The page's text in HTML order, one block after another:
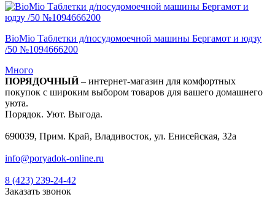
BioMio Таблетки д/посудомоечной машины Бергамот и юдзу
/50 №1094666200
Много
ПОРЯДОЧНЫЙ– интернет-магазин для комфортных
покупок с широким выбором товаров для вашего домашнего
уюта.
Порядок. Уют. Выгода.
690039, Прим. Край, Владивосток, ул. Енисейская, 32а
info@poryadok-online.ru
8 (423) 239-24-42
Заказать звонок